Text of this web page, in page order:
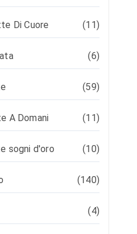
Di Cuore (11)
(6)
(59)
A Domani (11)
sogni d'oro (10)
(140)
(4)